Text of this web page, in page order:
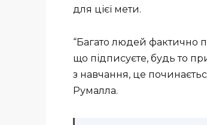
для цієї мети.
“Багато людей фактично
що підписуєте, будь то
з навчання, це
Румалла.